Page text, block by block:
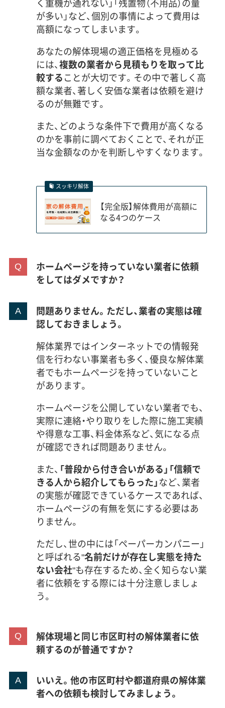
く重機が通れない」「残置物（不用品）の量
が多い」など、個別の事情によって費用は
高額になってしまいます。
あなたの解体現場の適正価格を見極める
には、複数の業者から見積もりを取って比
較することが大切です。その中で著しく高
額な業者、著しく安価な業者は依頼を避け
るのが無難です。
また、どのような条件下で費用が高くなる
のかを事前に調べておくことで、それが正
当な金額なのかを判断しやすくなります。
スッキリ解体
【完全版】解体費用が高額に
なる4つのケース
ホームページを持っていない業者に依頼
をしてはダメですか？
問題ありません。ただし、業者の実態は確
認しておきましょう。
解体業界ではインターネットでの情報発
信を行わない事業者も多く、優良な解体業
者でもホームページを持っていないこと
があります。
ホームページを公開していない業者でも、
実際に連絡・やり取りをした際に施工実績
や得意な工事、料金体系など、気になる点
が確認できれば問題ありません。
また、 「普段から付き合いがある」「信頼で
きる人から紹介してもらった」など、業者
の実態が確認できているケースであれば、
ホームページの有無を気にする必要はあ
りません。
ただし、世の中には「ペーパーカンパニー」
と呼ばれる"名前だけが存在し実態を持た
ない会社"も存在するため、全く知らない業
者に依頼をする際には十分注意しましょ
う。
解体現場と同じ市区町村の解体業者に依
頼するのが普通ですか？
いいえ。他の市区町村や都道府県の解体業
者への依頼も検討してみましょう。